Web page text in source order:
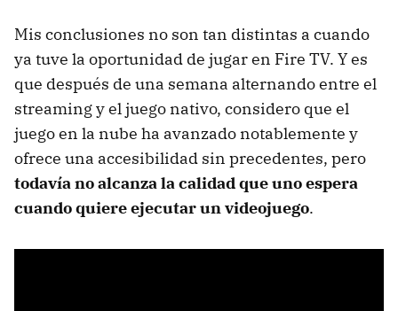
Mis conclusiones no son tan distintas a cuando
ya tuve la oportunidad de jugar en Fire TV. Y es
que después de una semana alternando entre el
streaming y el juego nativo, considero que el
juego en la nube ha avanzado notablemente y
ofrece una accesibilidad sin precedentes, pero
todavía no alcanza la calidad que uno espera
cuando quiere ejecutar un videojuego.